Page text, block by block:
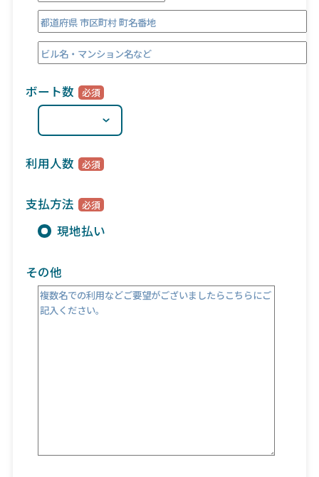
ボート数
利用人数
支払方法
現地払い
その他